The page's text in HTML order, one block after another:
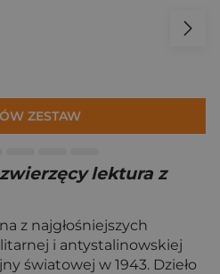
ZESTAW
lektura z
z najgłośniejszych
i antystalinowskiej
światowej w 1943. Dzieło